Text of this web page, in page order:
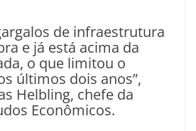
de infraestrutura
e já está acima da
o que limitou o
últimos dois anos”,
Helbling, chefe da
Econômicos.